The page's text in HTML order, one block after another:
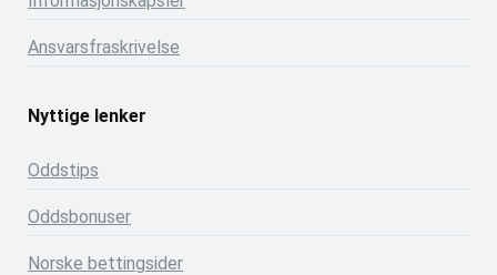
Ansvarsfraskrivelse
Nyttige lenker
Oddstips
Oddsbonuser
Norske bettingsider